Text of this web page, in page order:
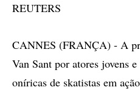
REUTERS
CANNES (FRANÇA) - A
Van Sant por atores jovens
oníricas de skatistas em